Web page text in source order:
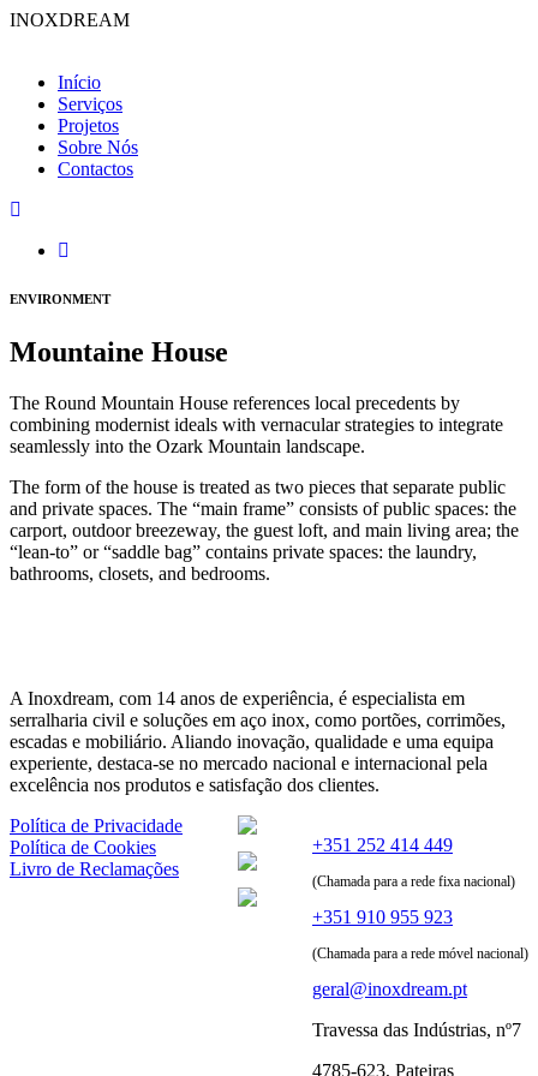
INOXDREAM
Início
Serviços
Projetos
Sobre Nós
Contactos
ENVIRONMENT
Mountaine House
The Round Mountain House references local precedents by
combining modernist ideals with vernacular strategies to integrate
seamlessly into the Ozark Mountain landscape.
The form of the house is treated as two pieces that separate public
and private spaces. The “main frame” consists of public spaces: the
carport, outdoor breezeway, the guest loft, and main living area; the
“lean-to” or “saddle bag” contains private spaces: the laundry,
bathrooms, closets, and bedrooms.
A Inoxdream, com 14 anos de experiência, é especialista em
serralharia civil e soluções em aço inox, como portões, corrimões,
escadas e mobiliário. Aliando inovação, qualidade e uma equipa
experiente, destaca-se no mercado nacional e internacional pela
excelência nos produtos e satisfação dos clientes.
Política de Privacidade
Política de Cookies
Livro de Reclamações
+351 252 414 449
(Chamada para a rede fixa nacional)
+351 910 955 923
(Chamada para a rede móvel nacional)
geral@inoxdream.pt
Travessa das Indústrias, nº7
4785-623, Pateiras